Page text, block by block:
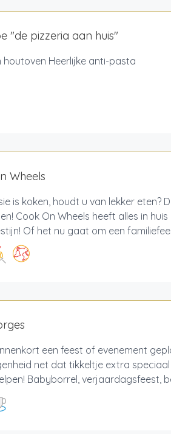
"de pizzeria aan huis"
houtoven Heerlijke anti-pasta
Wheels
is koken, houdt u van lekker eten?
Cook On Wheels heeft alles in
Of het nu gaat om een
een feest of evenement
net dat tikkeltje extra
Babyborrel, verjaardagsfeest,